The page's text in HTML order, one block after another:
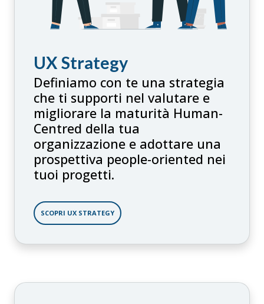
UX Strategy
Definiamo con te una strategia
che ti supporti nel valutare e
migliorare la maturità Human-
Centred della tua
organizzazione e adottare una
prospettiva people-oriented nei
tuoi progetti.
SCOPRI UX STRATEGY